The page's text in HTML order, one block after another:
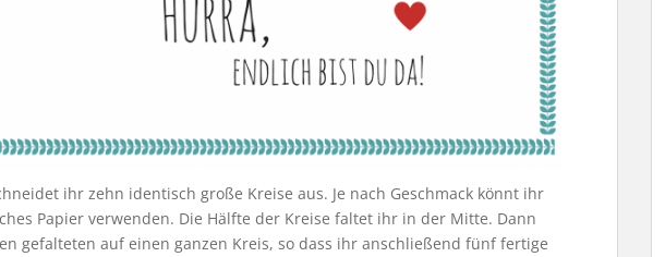
ihr zehn identisch große Kreise aus. Je nach Geschmack könnt ihr
Papier verwenden. Die Hälfte der Kreise faltet ihr in der Mitte. Dann
gefalteten auf einen ganzen Kreis, so dass ihr anschließend fünf fertige